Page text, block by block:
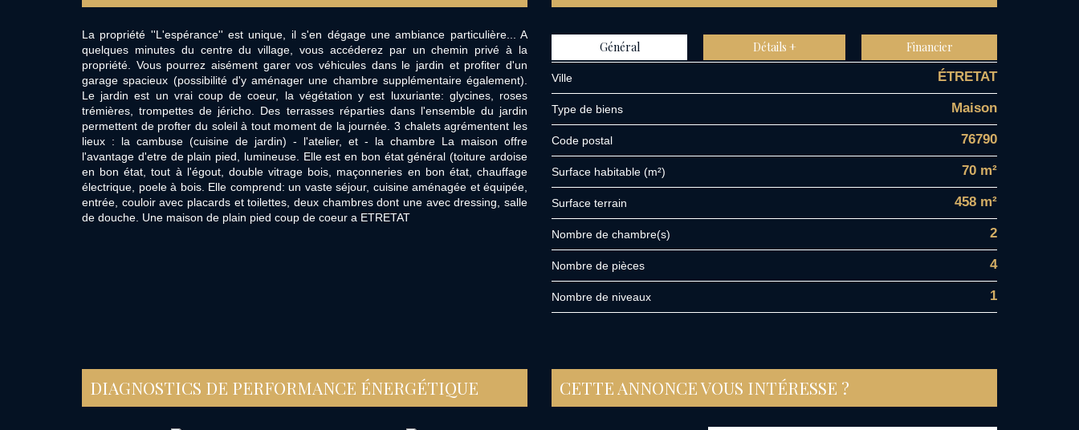
La propriété ''L'espérance'' est unique, il s'en dégage une ambiance particulière... A
quelques minutes du centre du village, vous accéderez par un chemin privé à la
propriété. Vous pourrez aisément garer vos véhicules dans le jardin et profiter d'un
garage spacieux (possibilité d'y aménager une chambre supplémentaire également).
Le jardin est un vrai coup de coeur, la végétation y est luxuriante: glycines, roses
trémières, trompettes de jéricho. Des terrasses réparties dans l'ensemble du jardin
permettent de profter du soleil à tout moment de la journée. 3 chalets agrémentent les
lieux : la cambuse (cuisine de jardin) - l'atelier, et - la chambre La maison offre
l'avantage d'etre de plain pied, lumineuse. Elle est en bon état général (toiture ardoise
en bon état, tout à l'égout, double vitrage bois, maçonneries en bon état, chauffage
électrique, poele à bois. Elle comprend: un vaste séjour, cuisine aménagée et équipée,
entrée, couloir avec placards et toilettes, deux chambres dont une avec dressing, salle
de douche. Une maison de plain pied coup de coeur a ETRETAT
Général Détails + Financier
Ville ÉTRETAT
Type de biens Maison
Code postal 76790
Surface habitable (m²) 70 m²
surface terrain 458 m²
Nombre de chambre(s) 2
Nombre de pièces 4
Nombre de niveaux 1
DIAGNOSTICS DE PERFORMANCE ÉNERGÉTIQUE CETTE ANNONCE VOUS INTÉRESSE ?